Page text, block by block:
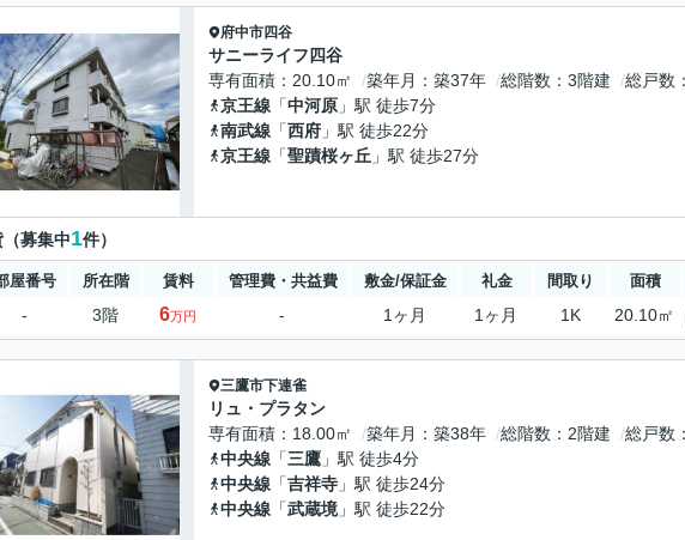
府中市四谷
サニーライフ四谷
専有面積
20.10㎡ 築年月 築37年 総階数 3階建 総戸数
京王線 「中河原 」駅 徒歩7分
南武線 「西府 」駅 徒歩22分
京王線 「聖蹟桜ヶ丘 」駅 徒歩27分
募集中1件）
屋番号 所在階 賃料 管理費・共益費 敷金/保証金 礼金 間取り 面積
- 3階 6万円 - 1ヶ月 1ヶ月 1K 20.10㎡
三鷹市下連雀
リュ・プラタン
専有面積
18.00㎡ 築年月 築38年 総階数 2階建 総戸数
中央線 「三鷹 」駅 徒歩4分
中央線 「吉祥寺 」駅 徒歩24分
中央線 「武蔵境」駅 徒歩22分